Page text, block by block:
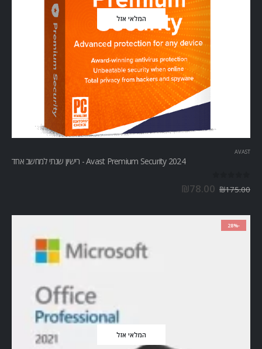
המלאי אזל
AVAST
Avast Premium Security 2024 - רישיון שנתי למחשב אחד
₪175.00
₪78.00
-28%
המלאי אזל